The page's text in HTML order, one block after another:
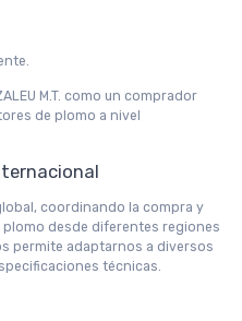
M.T. como un comprador
de plomo a nivel
global, coordinando la compra y
desde diferentes regiones
permite adaptarnos a diversos
técnicas.